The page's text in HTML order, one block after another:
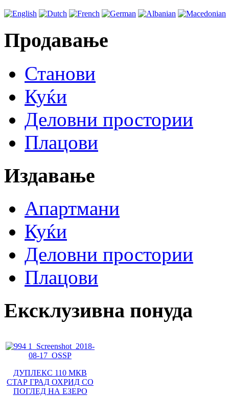
Продавање
Станови
Куќи
Деловни простории
Плацови
Издавање
Апартмани
Куќи
Деловни простории
Плацови
Ексклузивна понуда
ДУПЛЕКС 110 МКВ
СТАР ГРАД ОХРИД СО
ПОГЛЕД НА ЕЗЕРО